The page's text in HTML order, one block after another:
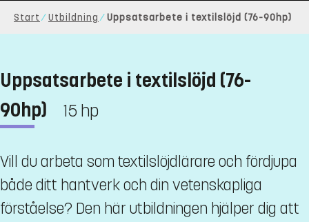
Start Utbildning Uppsatsarbete i textilslöjd (76-90hp)
Uppsatsarbete i textilslöjd (76-
90hp)
15 hp
Vill du arbeta som textilslöjdlärare och fördjupa
både ditt hantverk och din vetenskapliga
förståelse? Den här utbildningen hjälper dig att